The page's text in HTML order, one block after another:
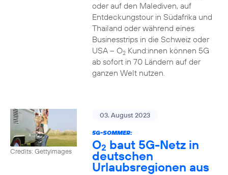
oder auf den Malediven, auf
Entdeckungstour in Südafrika und
Thailand oder während eines
Businesstrips in die Schweiz oder
USA – O2Kund:innen können 5G
ab sofort in 70 Ländern auf der
ganzen Welt nutzen.
Credits: Gettyimages
03. August 2023
5G-SOMMER:
O2 baut 5G-Netz in
deutschen
Urlaubsregionen aus